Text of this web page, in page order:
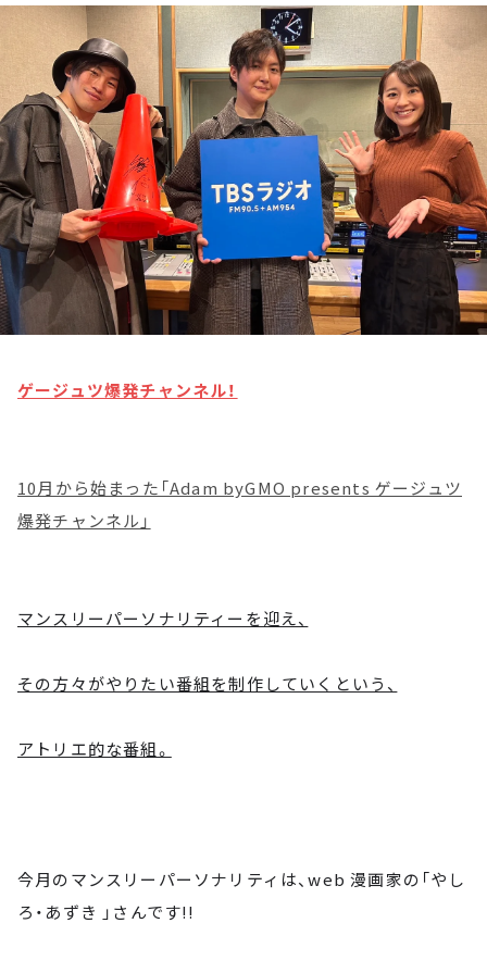
トピックス
TBS Podcast
お知らせ
イベント・グッズ
YouTube
会社情報
ゲージュツ爆発チャンネル！
10月から始まった「Adam byGMO presents ゲージュツ
爆発チャンネル」
マンスリーパーソナリティーを迎え、
その方々がやりたい番組を制作していくという、
アトリエ的な番組。
今月のマンスリーパーソナリティは、web 漫画家の「やし
ろ・あずき 」さんです!!